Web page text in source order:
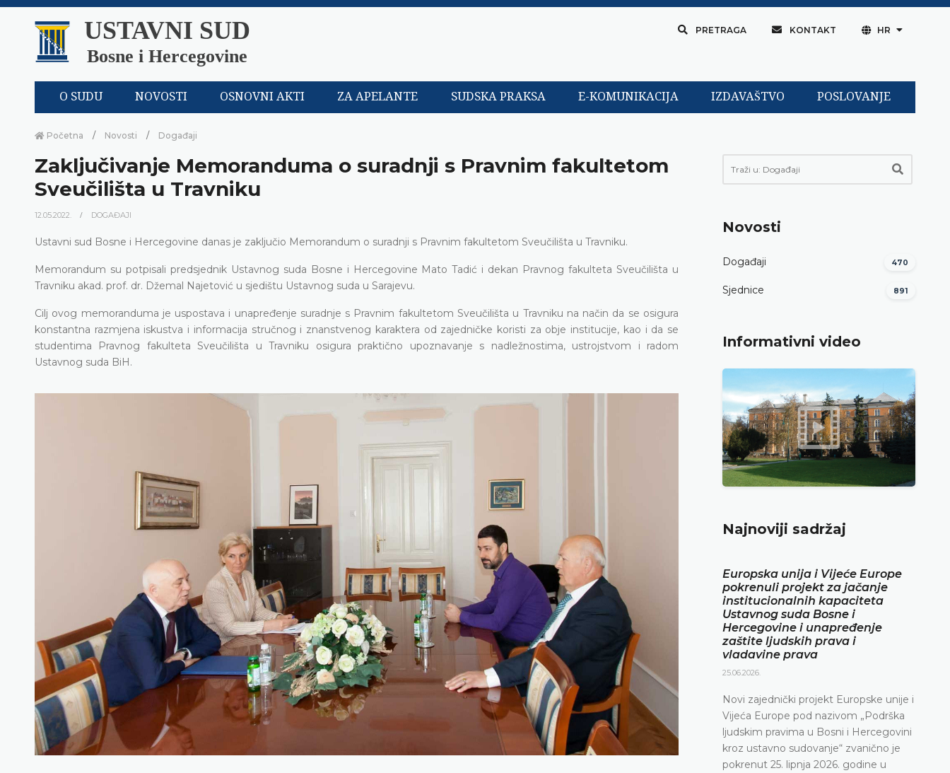
USTAVNI SUD
Bosne i Hercegovine
PRETRAGA KONTAKT HR
O SUDU NOVOSTI OSNOVNI AKTI ZA APELANTE SUDSKA PRAKSA E-KOMUNIKACIJA IZDAVAŠTVO POSLOVANJE
Početna Novosti Događaji
Zaključivanje Memoranduma o suradnji s Pravnim fakultetom
Sveučilišta u Travniku
12.05.2022. DOGAĐAJI
Ustavni sud Bosne i Hercegovine danas je zaključio Memorandum o suradnji s Pravnim fakultetom Sveučilišta u Travniku.
Memorandum su potpisali predsjednik Ustavnog suda Bosne i Hercegovine Mato Tadić i dekan Pravnog fakulteta Sveučilišta u
Travniku akad. prof. dr. Džemal Najetović u sjedištu Ustavnog suda u Sarajevu.
Cilj ovog memoranduma je uspostava i unapređenje suradnje s Pravnim fakultetom Sveučilišta u Travniku na način da se osigura
konstantna razmjena iskustva i informacija stručnog i znanstvenog karaktera od zajedničke koristi za obje institucije, kao i da se
studentima Pravnog fakulteta Sveučilišta u Travniku osigura praktično upoznavanje s nadležnostima, ustrojstvom i radom
Ustavnog suda BiH.
Novosti
Događaji 470
Sjednice 891
Informativni video
Najnoviji sadržaj
Europska unija i Vijeće Europe
pokrenuli projekt za jačanje
institucionalnih kapaciteta
Ustavnog suda Bosne i
Hercegovine i unapređenje
zaštite ljudskih prava i
vladavine prava
25.06.2026.
Novi zajednički projekt Europske unije i
Vijeća Europe pod nazivom „Podrška
ljudskim pravima u Bosni i Hercegovini
kroz ustavno sudovanje“ zvanično je
pokrenut 25. lipnja 2026. godine u